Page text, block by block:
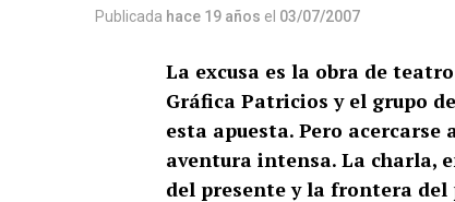
Publicada hace 19 años el 03/07/2007
La excusa es la obra de
Gráfica Patricios y el grupo
esta apuesta. Pero
aventura intensa. La charla,
del presente y la frontera del